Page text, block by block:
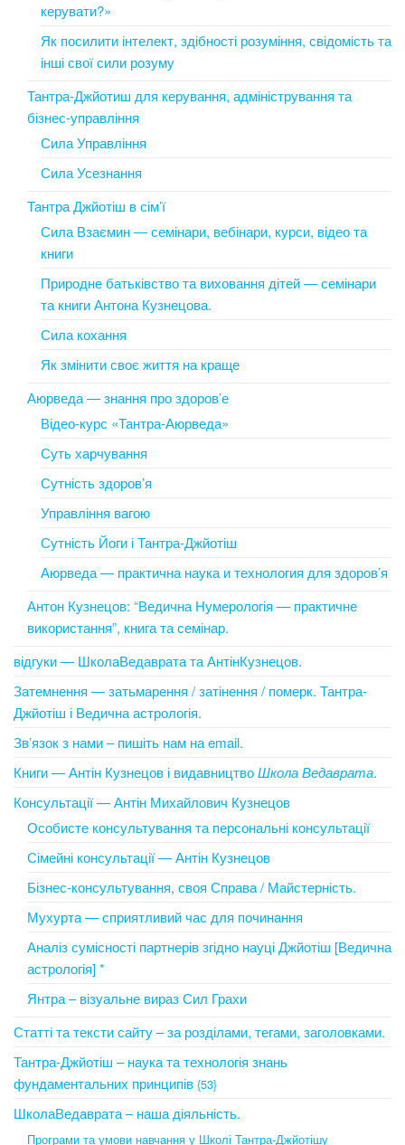
керувати?»
Як посилити інтелект, здібності розуміння, свідомість та
інші свої сили розуму
Тантра-Джйотиш для керування, адміністрування та
бізнес-управління
Сила Управління
Сила Усезнання
Тантра Джйотіш в сім’ї
Сила Взаємин — семінари, вебінари, курси, відео та
книги
Природне батьківство та виховання дітей — семінари
та книги Антона Кузнецова.
Сила кохання
Як змінити своє життя на краще
Аюрведа — знання про здоров’е
Відео-курс «Тантра-Аюрведа»
Суть харчування
Сутність здоров’я
Управління вагою
Сутність Йоги і Тантра-Джйотіш
Аюрведа — практична наука и технология для здоров’я
Антон Кузнецов: “Ведична Нумерологія — практичне
використання”, книга та семінар.
відгуки — ШколаВедаврата та АнтінКузнецов.
Затемнення — затьмарення / затінення / померк. Тантра-
Джйотіш і Ведична астрологія.
Зв’язок з нами – пишіть нам на email.
Книги — Антін Кузнецов і видавництвоШкола Ведаврата.
Консультації — Антін Михайлович Кузнецов
Особисте консультування та персональні консультації
Сімейні консультації — Антін Кузнецов
Бізнес-консультування, своя Справа / Майстерність.
Мухурта — сприятливий час для починання
Аналіз сумісності партнерів згідно науці Джйотіш [Ведична
астрологія] *
Янтра – візуальне вираз Сил Грахи
Статті та тексти сайту – за розділами, тегами, заголовками.
Тантра-Джйотіш – наука та технологія знань
фундаментальних принципів {53}
ШколаВедаврата – наша діяльність.
Програми та умови навчання у Школі Тантра-Джйотішу